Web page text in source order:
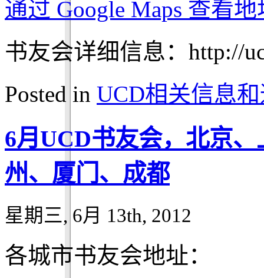
通过 Google Maps 查看
书友会详细信息：http://
Posted in UCD相关信息
6月UCD书友会，北京
州、厦门、成都
星期三, 6月 13th, 2012
各城市书友会地址：